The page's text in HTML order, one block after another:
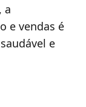
a
e vendas é
e